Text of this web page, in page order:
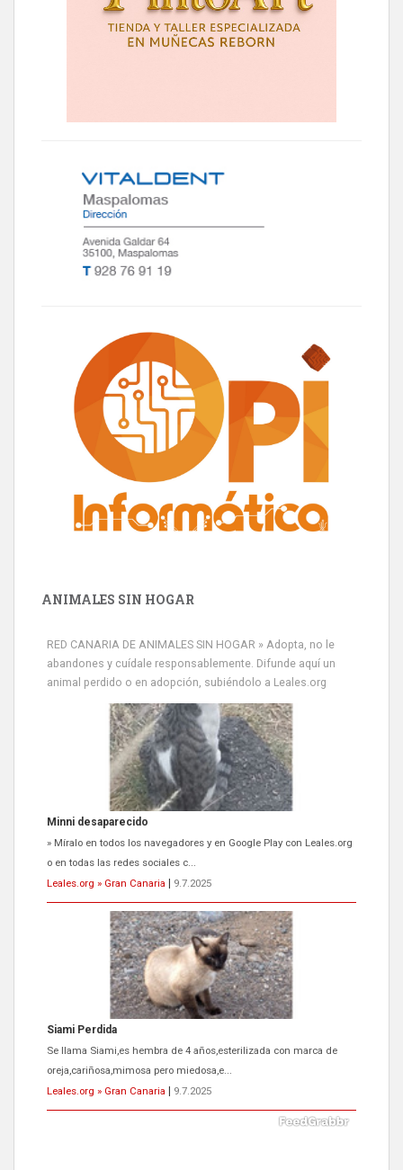
ANIMALES SIN HOGAR
RED CANARIA DE ANIMALES SIN HOGAR » Adopta, no le
abandones y cuídale responsablemente. Difunde aquí un
animal perdido o en adopción, subiéndolo a Leales.org
Minni desaparecido
» Míralo en todos los navegadores y en Google Play con Leales.org
o en todas las redes sociales c...
Leales.org » Gran Canaria
9.7.2025
Siami Perdida
Se llama Siami,es hembra de 4 años,esterilizada con marca de
oreja,cariñosa,mimosa pero miedosa,e...
Leales.org » Gran Canaria
9.7.2025